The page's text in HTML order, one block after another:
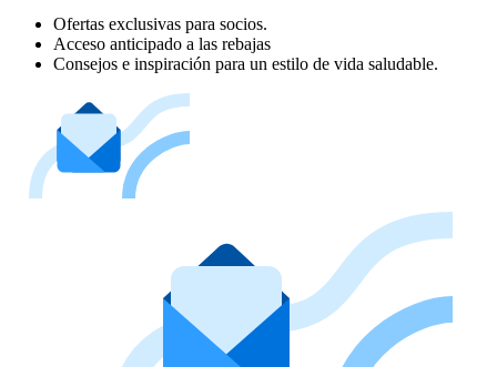
Ofertas exclusivas para socios.
Acceso anticipado a las rebajas
Consejos e inspiración para un estilo de vida saludable.